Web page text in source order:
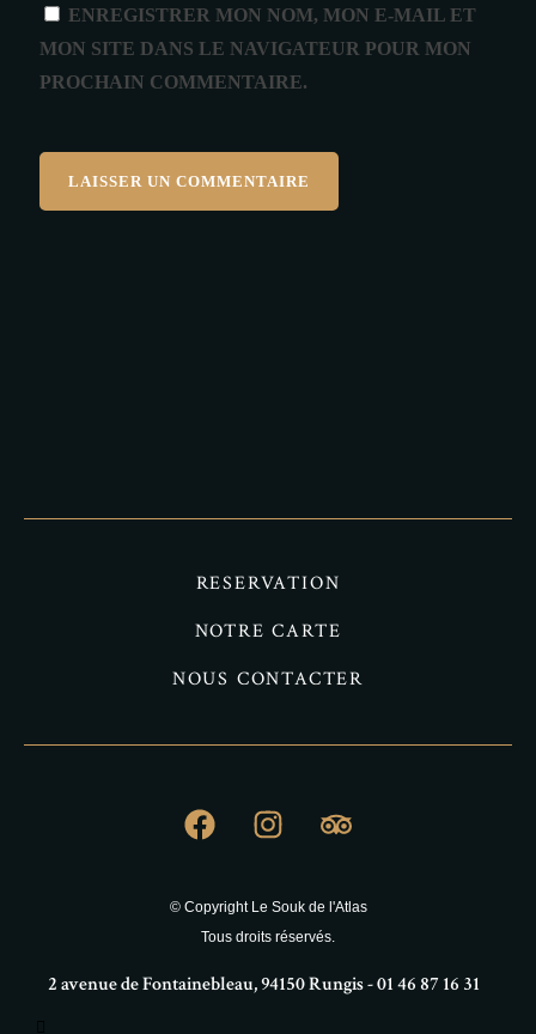
ENREGISTRER MON NOM, MON E-MAIL ET
MON SITE DANS LE NAVIGATEUR POUR MON
PROCHAIN COMMENTAIRE.
RESERVATION
NOTRE CARTE
NOUS CONTACTER
© Copyright Le Souk de l'Atlas
Tous droits réservés.
2 avenue de Fontainebleau, 94150 Rungis - 01 46 87 16 31